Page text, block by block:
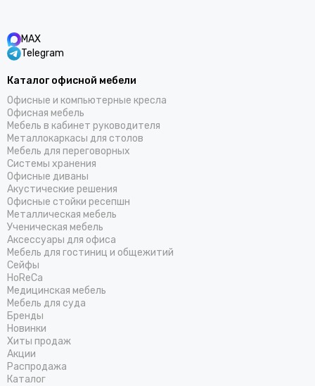
MAX
Telegram
Каталог офисной мебели
Офисные и компьютерные кресла
Офисная мебель
Мебель в кабинет руководителя
Металлокаркасы для столов
Мебель для переговорных
Системы хранения
Офисные диваны
Акустические решения
Офисные стойки ресепшн
Металлическая мебель
Ученическая мебель
Аксессуары для офиса
Мебель для гостиниц и общежитий
Cейфы
HoReCa
Медицинская мебель
Мебель для суда
Бренды
Новинки
Хиты продаж
Акции
Распродажа
Каталог